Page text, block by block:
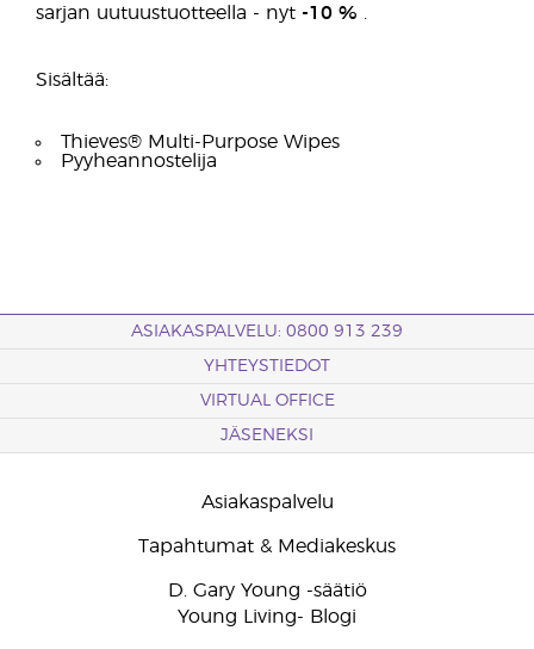
sarjan uutuustuotteella - nyt -10 %
Sisältää:
Thieves® Multi-Purpose Wipes
Pyyheannostelija
ASIAKASPALVELU: 0800 913 239
YHTEYSTIEDOT
VIRTUAL OFFICE
JÄSENEKSI
Asiakaspalvelu
Tapahtumat & Mediakeskus
D. Gary Young -säätiö
Young Living- Blogi